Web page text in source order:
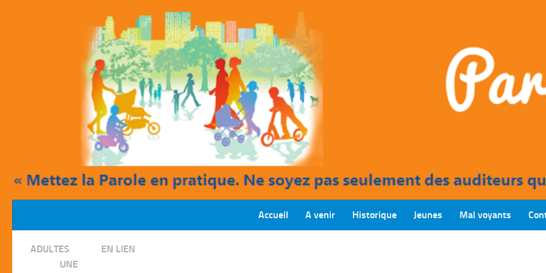
Accueil A venir Historique Jeunes Mal voyants
ADULTES EN LIEN
UNE